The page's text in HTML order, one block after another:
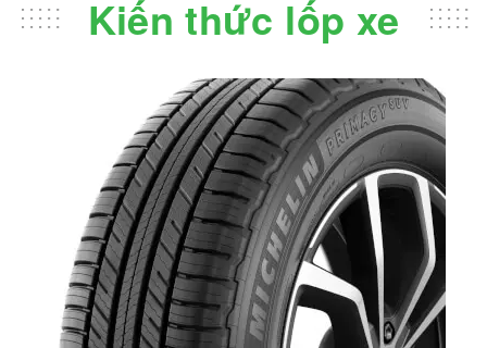
Kiến thức lốp xe